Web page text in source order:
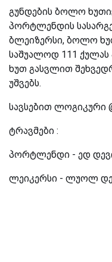
გუნდების ბოლო
პორტლენდის
ბლეიზერსი, ბოლო
საშუალოდ 111
ხუთ გასვლით
უშვებს.
სავსებით ლოგიკური
ტრავმები :
პორტლენდი - ედ
ლეიკერსი - ლუოლ